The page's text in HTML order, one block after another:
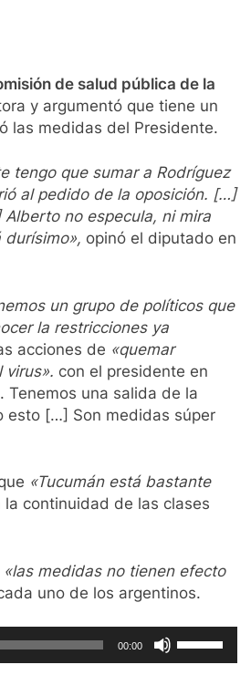
de salud pública de la
y argumentó que tiene un
las medidas del Presidente.
tengo que sumar a Rodríguez
al pedido de la oposición. […]
no especula, ni mira
opinó el diputado en
un grupo de políticos que
la restricciones ya
acciones de «quemar
virus». con el presidente en
Tenemos una salida de la
esto […] Son medidas súper
«Tucumán está bastante
la continuidad de las clases
«las medidas no tienen efecto
uno de los argentinos.
00:00